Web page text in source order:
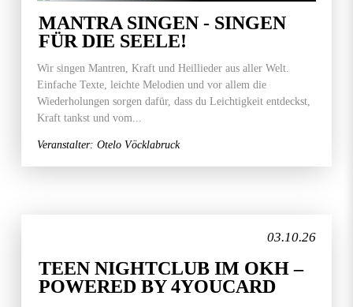
MANTRA SINGEN - SINGEN
FÜR DIE SEELE!
Wir singen Mantren, Kraft und Heillieder aus aller Welt.
Einfache Texte, leichte Melodien und vor allem die
Wiederholungen sorgen dafür, dass du Leichtigkeit entdeckst,
Kraft tankst und vom...
Veranstalter: Otelo Vöcklabruck
03.10.26
TEEN NIGHTCLUB IM OKH –
POWERED BY 4YOUCARD